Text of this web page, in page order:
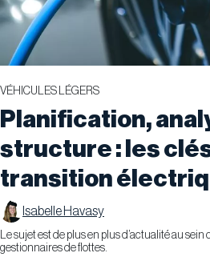
VÉHICULES LÉGERS
Planification,
structure : les clés
transition
Isabelle Havasy
​Le sujet est de plus en plus d’actualité au
gestionnaires de flottes.